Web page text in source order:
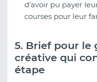
d'avoir pu payer
courses pour leur
5. Brief pour le
créative qui
étape